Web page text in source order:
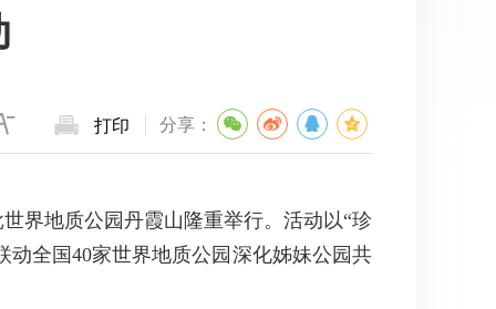
打印 分享：
界地质公园丹霞山隆重举行。活动以“珍
动全国40家世界地质公园深化姊妹公园共